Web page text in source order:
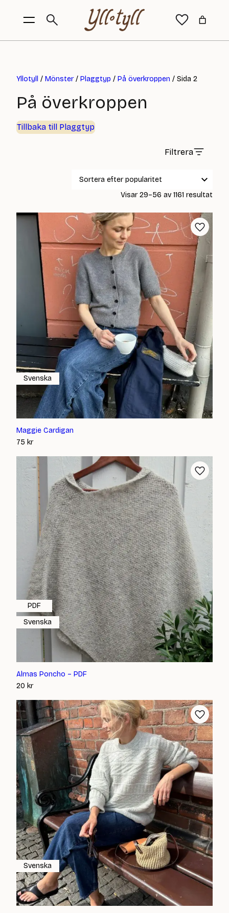
Yllotyll / Mönster/ Plaggtyp / På överkroppen / Sida 2
På överkroppen
Tillbaka till Plaggtyp
Filtrera
Visar 29–56 av 1161 resultat
Maggie Cardigan
75 kr
Svenska
Almas Poncho – PDF
20 kr
PDF
Svenska
Svenska